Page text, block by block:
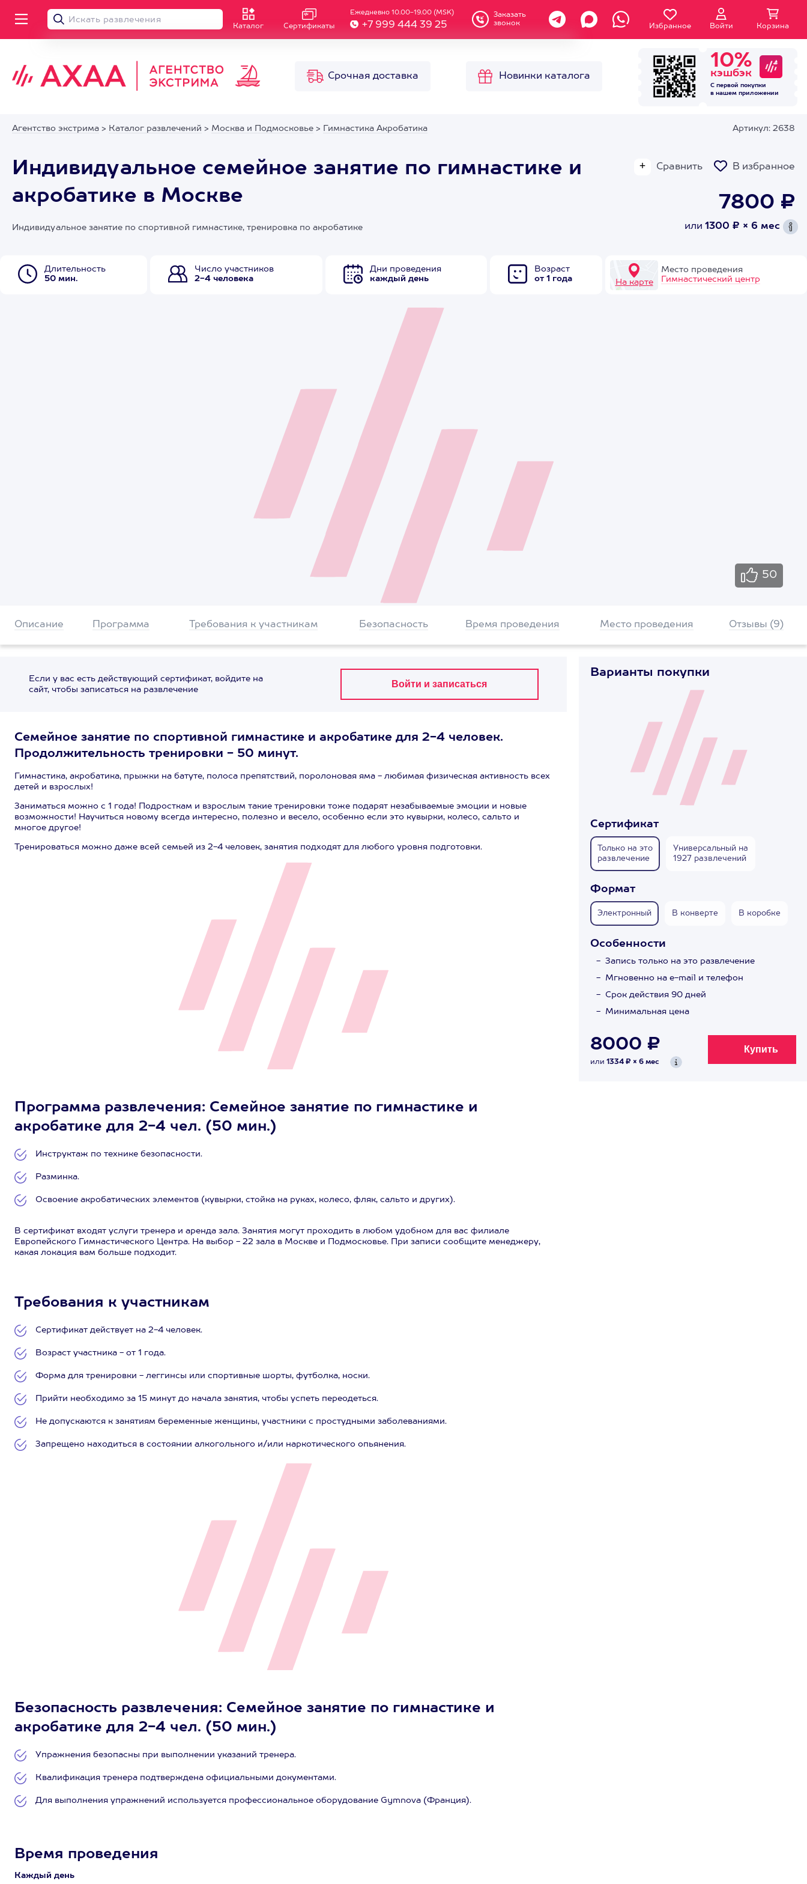
Каталог Сертификаты
Ежедневно 10.00-19.00 (MSK)
+7 999 444 39 25
Заказать
звонок
Избранное Войти Корзина
Срочная доставка Новинки каталога
10%
кэшбэк
С первой покупки
в нашем приложении
Агентство экстрима > Каталог развлечений > Москва и Подмосковье > Гимнастика Акробатика Артикул: 2638
Индивидуальное семейное занятие по гимнастике и
акробатике в Москве
Сравнить В избранное
7800 ₽
или 1300 ₽ × 6 мес
Индивидуальное занятие по спортивной гимнастике, тренировка по акробатике
Длительность
50 мин.
Число участников
2-4 человека
Дни проведения
каждый день
Возраст
от 1 года
На карте
Место проведения
Гимнастический центр
50
Описание Программа Требования к участникам Безопасность Время проведения Место проведения Отзывы (9)
Если у вас есть действующий сертификат, войдите на
сайт, чтобы записаться на развлечение
Семейное занятие по спортивной гимнастике и акробатике для 2-4 человек.
Продолжительность тренировки - 50 минут.
Гимнастика, акробатика, прыжки на батуте, полоса препятствий, поролоновая яма - любимая физическая активность всех
детей и взрослых!
Заниматься можно с 1 года! Подросткам и взрослым такие тренировки тоже подарят незабываемые эмоции и новые
возможности! Научиться новому всегда интересно, полезно и весело, особенно если это кувырки, колесо, сальто и
многое другое!
Тренироваться можно даже всей семьей из 2-4 человек, занятия подходят для любого уровня подготовки.
Программа развлечения: Семейное занятие по гимнастике и
акробатике для 2-4 чел. (50 мин.)
Инструктаж по технике безопасности.
Разминка.
Освоение акробатических элементов (кувырки, стойка на руках, колесо, фляк, сальто и других).
В сертификат входят услуги тренера и аренда зала. Занятия могут проходить в любом удобном для вас филиале
Европейского Гимнастического Центра. На выбор - 22 зала в Москве и Подмосковье. При записи сообщите менеджеру,
какая локация вам больше подходит.
Требования к участникам
Сертификат действует на 2-4 человек.
Возраст участника - от 1 года.
Форма для тренировки - леггинсы или спортивные шорты, футболка, носки.
Прийти необходимо за 15 минут до начала занятия, чтобы успеть переодеться.
Не допускаются к занятиям беременные женщины, участники с простудными заболеваниями.
Запрещено находиться в состоянии алкогольного и/или наркотического опьянения.
Безопасность развлечения: Семейное занятие по гимнастике и
акробатике для 2-4 чел. (50 мин.)
Упражнения безопасны при выполнении указаний тренера.
Квалификация тренера подтверждена официальными документами.
Для выполнения упражнений используется профессиональное оборудование Gymnova (Франция).
Время проведения
Каждый день
Варианты покупки
Сертификат
Только на это
развлечение
Универсальный на
1927 развлечений
Формат
Электронный В конверте В коробке
Особенности
Запись только на это развлечение
Мгновенно на e-mail и телефон
Срок действия 90 дней
Минимальная цена
8000 ₽
или 1334 ₽ × 6 мес